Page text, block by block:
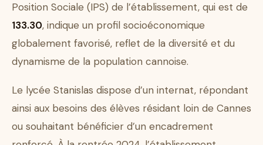
Position Sociale (IPS) de l’établissement, qui est de
133.30, indique un profil socioéconomique
globalement favorisé, reflet de la diversité et du
dynamisme de la population cannoise.
Le lycée Stanislas dispose d’un internat, répondant
ainsi aux besoins des élèves résidant loin de Cannes
ou souhaitant bénéficier d’un encadrement